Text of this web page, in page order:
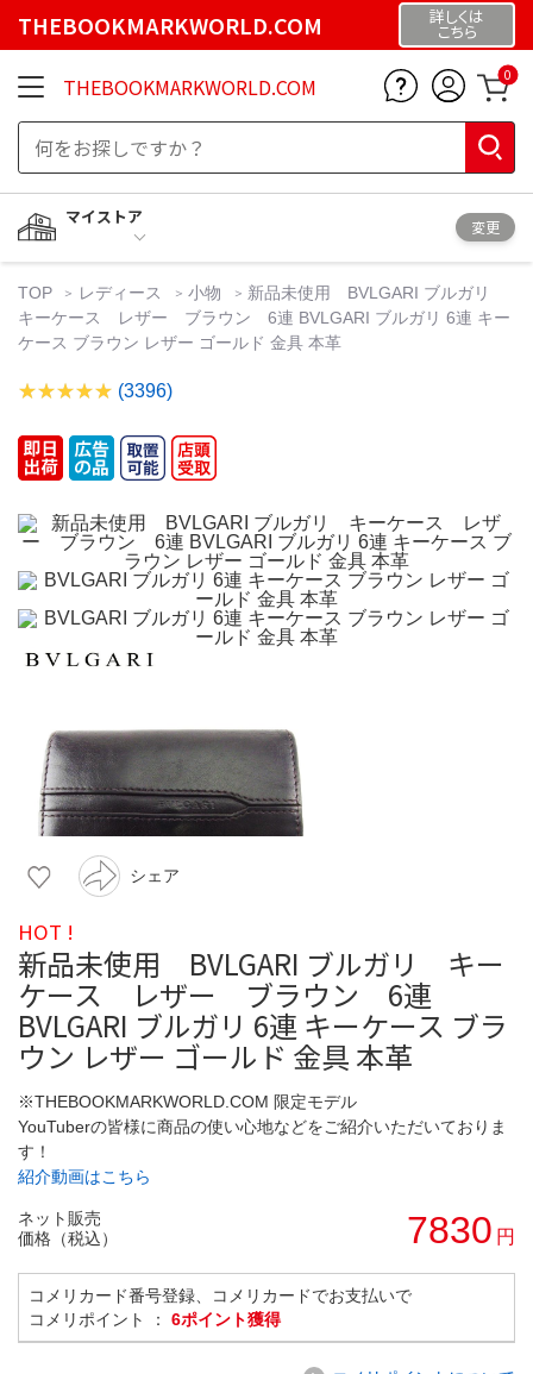
THEBOOKMARKWORLD.COM 詳しくは
こちら
THEBOOKMARKWORLD.COM 0
マイストア
変更
TOP レディース 小物
新品未使用 BVLGARI ブルガリ
キーケース レザー ブラウン 6連 BVLGARI ブルガリ 6連 キー
ケース ブラウン レザー ゴールド 金具 本革
(3396)
シェア
HOT !
新品未使用 BVLGARI ブルガリ キー
ケース レザー ブラウン 6連
BVLGARI ブルガリ 6連 キーケース ブラ
ウン レザー ゴールド 金具 本革
※THEBOOKMARKWORLD.COM 限定モデル
YouTuberの皆様に商品の使い心地などをご紹介いただいておりま
す！
紹介動画はこちら
ネット販売
価格（税込）
7830 円
コメリカード番号登録、コメリカードでお支払いで
コメリポイント ： 6ポイント獲得